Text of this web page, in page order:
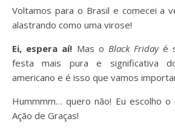
Voltamos para o Brasil e comecei a
alastrando como uma virose!
Ei, espera aí! Mas o Black Fridayé
festa mais pura e significativa
americano e é isso que vamos
Hummmm… quero não! Eu escolho
Ação de Graças!